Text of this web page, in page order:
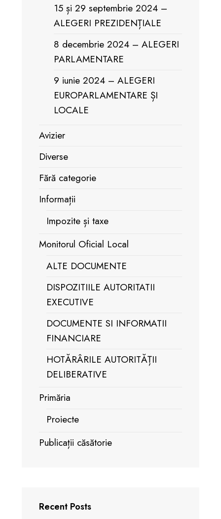
15 și 29 septembrie 2024 –
ALEGERI PREZIDENȚIALE
8 decembrie 2024 – ALEGERI
PARLAMENTARE
9 iunie 2024 – ALEGERI
EUROPARLAMENTARE ȘI
LOCALE
Avizier
Diverse
Fără categorie
Informații
Impozite și taxe
Monitorul Oficial Local
ALTE DOCUMENTE
DISPOZITIILE AUTORITATII
EXECUTIVE
DOCUMENTE SI INFORMATII
FINANCIARE
HOTĂRÂRILE AUTORITĂȚII
DELIBERATIVE
Primăria
Proiecte
Publicații căsătorie
Recent Posts